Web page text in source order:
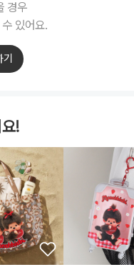
경우
있어요.
!